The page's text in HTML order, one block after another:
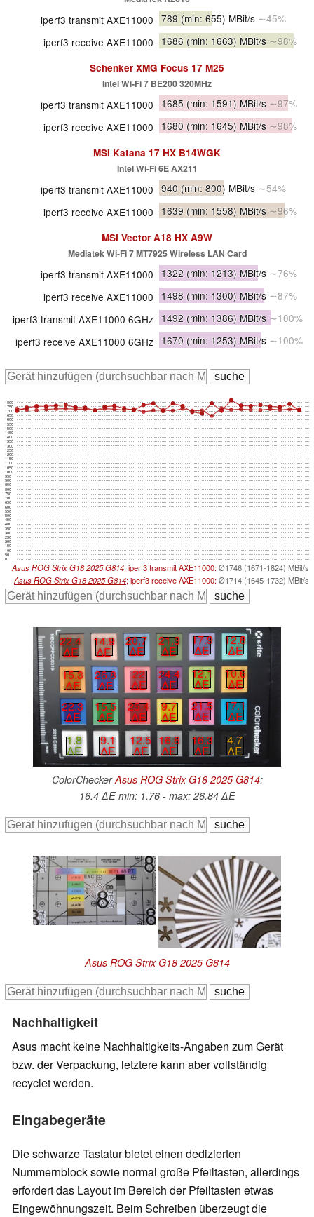
iperf3 transmit AXE11000 789 (min: 655) MBit/s ∼45%
iperf3 receive AXE11000
1686 (min: 1663) MBit/s ∼98%
Schenker XMG Focus 17 M25
Intel Wi-Fi 7 BE200 320MHz
iperf3 transmit AXE11000 1685 (min: 1591) MBit/s ∼97%
iperf3 receive AXE11000
1680 (min: 1645) MBit/s ∼98%
MSI Katana 17 HX B14WGK
Intel Wi-Fi 6E AX211
iperf3 transmit AXE11000 940 (min: 800) MBit/s ∼54%
iperf3 receive AXE11000
1639 (min: 1558) MBit/s ∼96%
MSI Vector A18 HX A9W
Mediatek Wi-Fi 7 MT7925 Wireless LAN Card
iperf3 transmit AXE11000 1322 (min: 1213) MBit/s ∼76%
iperf3 receive AXE11000
1498 (min: 1300) MBit/s ∼87%
iperf3 transmit AXE11000 6GHz 1492 (min: 1386) MBit/s ∼100%
iperf3 receive AXE11000 6GHz 1670 (min: 1253) MBit/s ∼100%
0
50
100
150
200
250
300
350
400
450
500
550
600
650
700
750
800
850
900
950
1000
1050
1100
1150
1200
1250
1300
1350
1400
1450
1500
1550
1600
1650
1700
1750
1800
Asus ROG Strix G18 2025 G814; iperf3 transmit AXE11000:Ø1746 (1671-1824) MBit/s
Asus ROG Strix G18 2025 G814; iperf3 receive AXE11000:Ø1714 (1645-1732) MBit/s
22.4
∆E
14.9
∆E
20.7
∆E
21.3
∆E
17.9
∆E
12.8
∆E
15.3
∆E
26.8
∆E
22
∆E
24.4
∆E
12.1
∆E
10.6
∆E
22.3
∆E
15.5
∆E
25.4
∆E
9.7
∆E
21.5
∆E
17.1
∆E
1.8
∆E
9.1
∆E
12.5
∆E
16.6
∆E
16.3
∆E
4.7
∆E
ColorCheckerAsus ROG Strix G18 2025 G814:
16.4 ∆E min: 1.76 - max: 26.84 ∆E
Asus ROG Strix G18 2025 G814
Nachhaltigkeit
Asus macht keine Nachhaltigkeits-Angaben zum Gerät
bzw. der Verpackung, letztere kann aber vollständig
recyclet werden.
Eingabegeräte
Die schwarze Tastatur bietet einen dedizierten
Nummernblock sowie normal große Pfeiltasten, allerdings
erfordert das Layout im Bereich der Pfeiltasten etwas
Eingewöhnungszeit. Beim Schreiben überzeugt die